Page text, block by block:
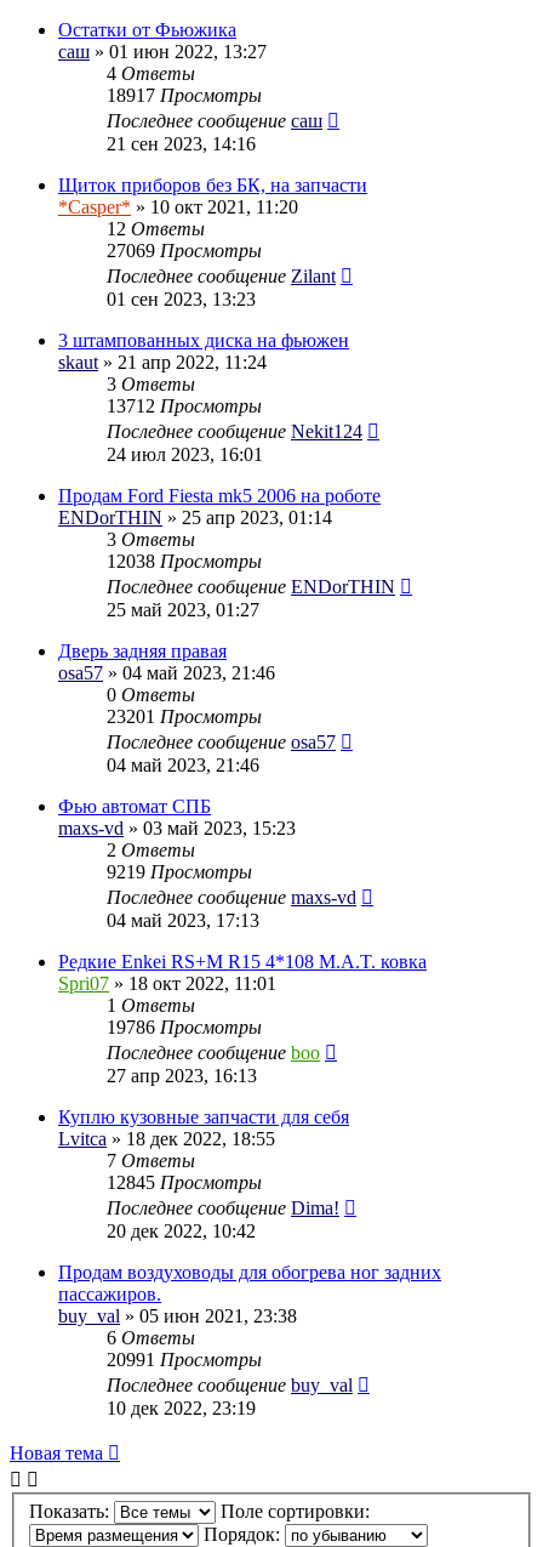
Остатки от Фьюжика
саш » 01 июн 2022, 13:27
4 Ответы
18917 Просмотры
Последнее сообщение саш
21 сен 2023, 14:16
Щиток приборов без БК, на запчасти
*Casper* » 10 окт 2021, 11:20
12 Ответы
27069 Просмотры
Последнее сообщение Zilant
01 сен 2023, 13:23
3 штампованных диска на фьюжен
skaut » 21 апр 2022, 11:24
3 Ответы
13712 Просмотры
Последнее сообщение Nekit124
24 июл 2023, 16:01
Продам Ford Fiesta mk5 2006 на роботе
ENDorTHIN » 25 апр 2023, 01:14
3 Ответы
12038 Просмотры
Последнее сообщение ENDorTHIN
25 май 2023, 01:27
Дверь задняя правая
osa57 » 04 май 2023, 21:46
0 Ответы
23201 Просмотры
Последнее сообщение osa57
04 май 2023, 21:46
Фью автомат СПБ
maxs-vd » 03 май 2023, 15:23
2 Ответы
9219 Просмотры
Последнее сообщение maxs-vd
04 май 2023, 17:13
Редкие Enkei RS+M R15 4*108 M.A.T. ковка
Spri07 » 18 окт 2022, 11:01
1 Ответы
19786 Просмотры
Последнее сообщение boo
27 апр 2023, 16:13
Куплю кузовные запчасти для себя
Lvitca » 18 дек 2022, 18:55
7 Ответы
12845 Просмотры
Последнее сообщение Dima!
20 дек 2022, 10:42
Продам воздуховоды для обогрева ног задних
пассажиров.
buy_val » 05 июн 2021, 23:38
6 Ответы
20991 Просмотры
Последнее сообщение buy_val
10 дек 2022, 23:19
Новая тема
Показать:
Поле сортировки:
Порядок: